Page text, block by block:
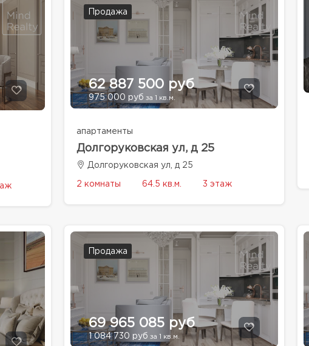
Продажа
62 887 500 руб
975 000 руб за 1 кв.м.
апартаменты
Долгоруковская ул, д 25
Долгоруковская ул, д 25
2 комнаты 64.5 кв.м. 3 этаж
Продажа
69 965 085 руб
1 084 730 руб за 1 кв.м.